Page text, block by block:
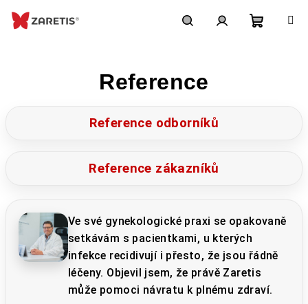
Reference
Reference odborníků
Reference zákazníků
Ve své gynekologické praxi se opakovaně
setkávám s pacientkami, u kterých
infekce recidivují i přesto, že jsou řádně
léčeny. Objevil jsem, že právě Zaretis
může pomoci návratu k plnému zdraví.